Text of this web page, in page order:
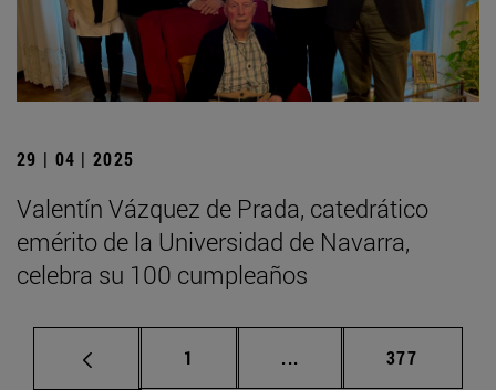
29 | 04 | 2025
Valentín Vázquez de Prada, catedrático
emérito de la Universidad de Navarra,
celebra su 100 cumpleaños
Página
1 ... Páginas intermedias
Página
377